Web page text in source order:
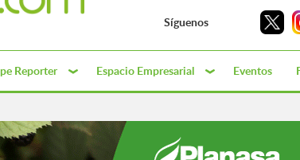
Síguenos
Reporter Espacio Empresarial Eventos